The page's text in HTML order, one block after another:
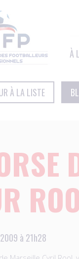
À
À LA LISTE
à 21h28